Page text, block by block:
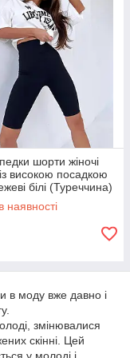
шорти жіночі
високою посадкою
білі (Туреччина)
наявності
в моду вже давно і
змінювалися
скінні. Цей